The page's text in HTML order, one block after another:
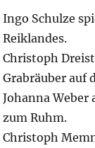
Ingo Schulze
Reiklandes.
Christoph
Grabräuber auf
Johanna Weber
zum Ruhm.
Christoph